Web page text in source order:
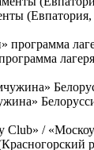
(Евпатория,